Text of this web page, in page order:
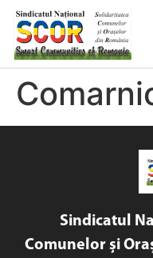
Sindicatul
Comunelor și